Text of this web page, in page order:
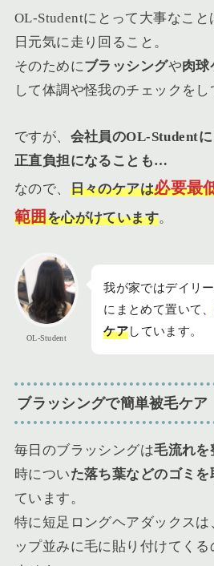
OL-Studentにとって大事なこ
日元気に走り回ること。
そのためにブラッシングや肉球
して体調や怪我のチェックをし
ですが、 会社員のOL-Student
正直負担になることも…
なので、 日々のケアは必要最
範囲を心がけています。
OL-Student
我が家ではデイリ
にまとめて置いて、
ケアしています。
ブラッシングで簡単被毛ケア
毎日のブラッシングは毛流れを
時についた落ち葉などのゴミを
ています。
特に短足ロングヘアダックス
ップ並みに毛に貼り付けてく